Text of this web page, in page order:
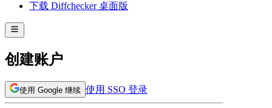
下载 Diffchecker 桌面版
创建账户
使用 Google 继续 使用 SSO 登录